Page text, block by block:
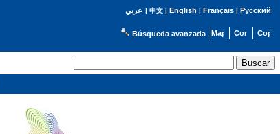
عربي | 中文| English | Français| Русский
Búsqueda avanzada